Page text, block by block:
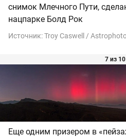
снимок Млечного Пути,
нацпарке Болд Рок
Источник:Troy Caswell /
7 из 10
Еще одним призером в